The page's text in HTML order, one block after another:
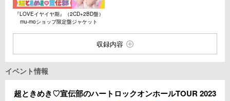
『LOVEイヤイヤ期』（2CD+2BD盤）
mu-moショップ限定盤ジャケット
収録内容
イベント情報
超ときめき♡宣伝部のハートロックオンホールTOUR 2023